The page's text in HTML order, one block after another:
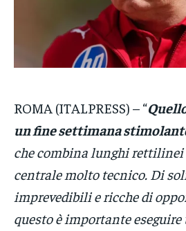
GRUPPO
CONTATTI
CONTATTI
CONTATTI
ROMA (ITALPRESS) – “
un fine settimana
che combina lunghi rettilinei
centrale molto tecnico. Di
imprevedibili e ricche di
questo è importante